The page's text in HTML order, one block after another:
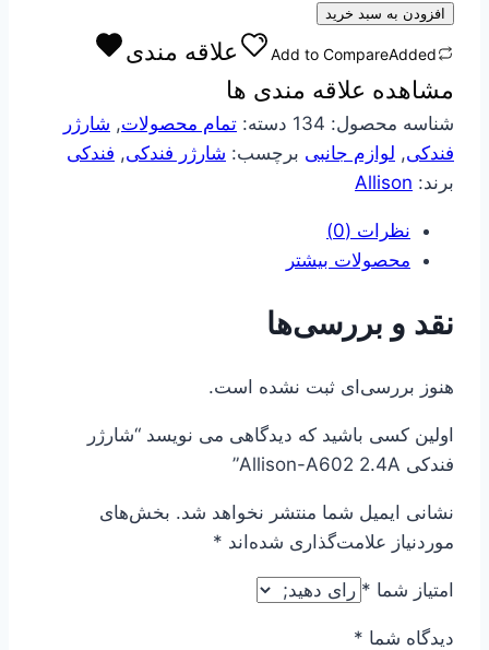
فندکی
A602
2.4A
عدد
افزودن به سبد خرید
Add to CompareAdded
علاقه مندی
مشاهده علاقه مندی ها
شناسه محصول: 134 دسته: تمام محصولات, شارژر
فندکی, لوازم جانبی برچسب: شارژر فندکی, فندکی
برند: Allison
نظرات (0)
محصولات بیشتر
نقد و بررسی‌ها
هنوز بررسی‌ای ثبت نشده است.
اولین کسی باشید که دیدگاهی می نویسد “شارژر
فندکی Allison-A602 2.4A”
نشانی ایمیل شما منتشر نخواهد شد. بخش‌های
موردنیاز علامت‌گذاری شده‌اند *
امتیاز شما *
دیدگاه شما *